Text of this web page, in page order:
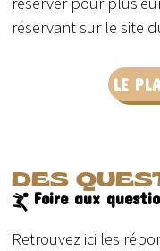
réservant sur le site
LE
DES
Foire aux
Retrouvez ici les